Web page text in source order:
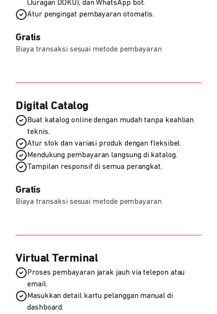
(Juragan DOKU), dan WhatsApp bot.
Atur pengingat pembayaran otomatis.
Gratis
Biaya transaksi sesuai metode pembayaran
Digital Catalog
Buat katalog online dengan mudah tanpa keahlian
teknis.
Atur stok dan variasi produk dengan fleksibel.
Mendukung pembayaran langsung di katalog.
Tampilan responsif di semua perangkat.
Gratis
Biaya transaksi sesuai metode pembayaran
Virtual Terminal
Proses pembayaran jarak jauh via telepon atau
email.
Masukkan detail kartu pelanggan manual di
dashboard.